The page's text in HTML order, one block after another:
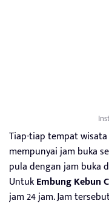
Tiap-tiap tempat
mempunyai jam buka
pula dengan jam buka
UntukEmbung Kebun
jam 24 jam. Jam